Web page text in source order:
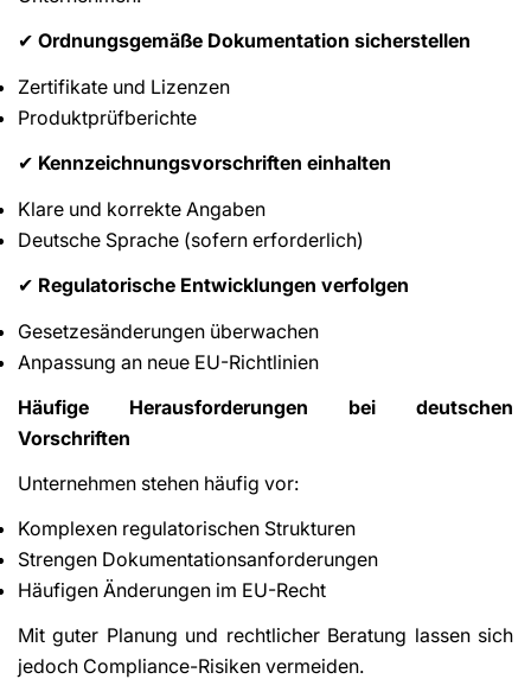
✔ Ordnungsgemäße Dokumentation sicherstellen
Zertifikate und Lizenzen
Produktprüfberichte
✔ Kennzeichnungsvorschriften einhalten
Klare und korrekte Angaben
Deutsche Sprache (sofern erforderlich)
✔ Regulatorische Entwicklungen verfolgen
Gesetzesänderungen überwachen
Anpassung an neue EU-Richtlinien
Häufige Herausforderungen bei deutschen
Vorschriften
Unternehmen stehen häufig vor:
Komplexen regulatorischen Strukturen
Strengen Dokumentationsanforderungen
Häufigen Änderungen im EU-Recht
Mit guter Planung und rechtlicher Beratung lassen sich
jedoch Compliance-Risiken vermeiden.